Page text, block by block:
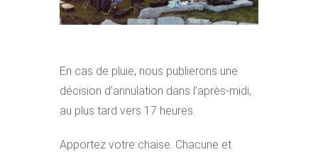
En cas de pluie, nous publierons une
décision d’annulation dans l’après-midi,
au plus tard vers 17 heures.
Apportez votre chaise. Chacune et